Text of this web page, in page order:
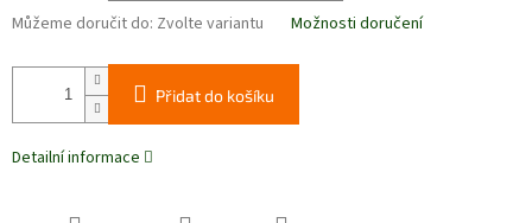
Můžeme doručit do: Zvolte variantu Možnosti doručení
Přidat do košíku
Detailní informace